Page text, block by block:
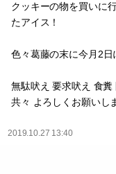
クッキーの物を買いに
たアイス！
色々葛藤の末に今月2日
無駄吠え 要求吠え 食
共々 よろしくお願いし
2019.10.27 13:40